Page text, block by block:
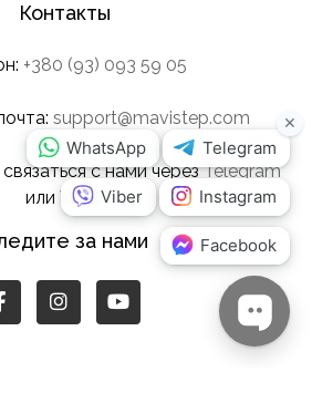
Контакты
+380 (93) 093 59 05
support@mavistep.com
с нами черезTelegram
или Viber .
за нами